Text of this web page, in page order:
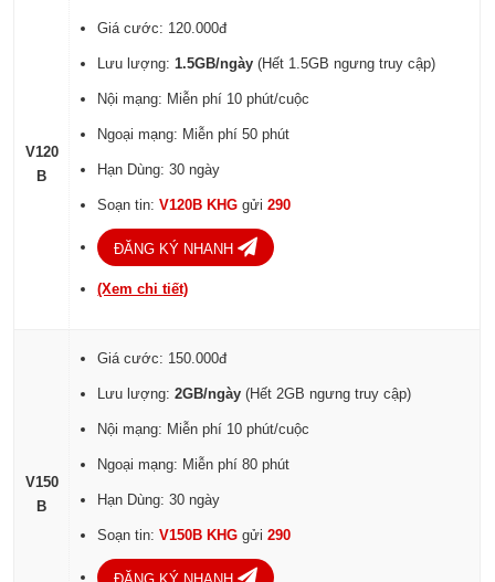
V120
B
Giá cước: 120.000đ
Lưu lượng:1.5GB/ngày (Hết 1.5GB ngưng truy cập)
Nội mạng: Miễn phí 10 phút/cuộc
Ngoại mạng: Miễn phí 50 phút
Hạn Dùng: 30 ngày
Soạn tin:V120B KHGgửi290
ĐĂNG KÝ NHANH
(Xem chi tiết)
V150
B
Giá cước: 150.000đ
Lưu lượng:2GB/ngày (Hết 2GB ngưng truy cập)
Nội mạng: Miễn phí 10 phút/cuộc
Ngoại mạng: Miễn phí 80 phút
Hạn Dùng: 30 ngày
Soạn tin:V150B KHGgửi290